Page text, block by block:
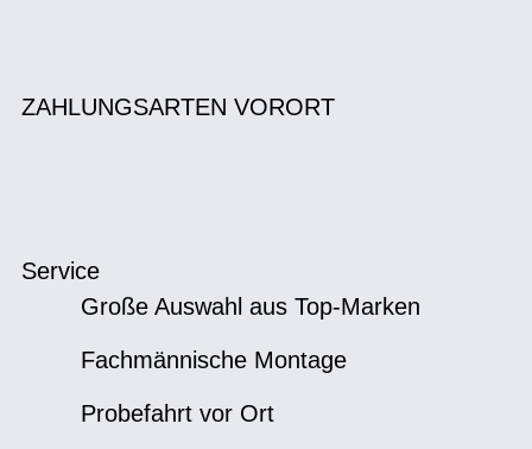
ZAHLUNGSARTEN VORORT
Service
Große Auswahl aus Top-Marken
Fachmännische Montage
Probefahrt vor Ort